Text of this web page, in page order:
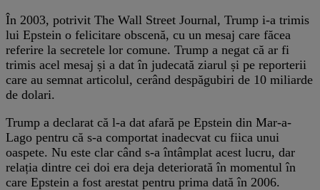
În 2003, potrivit The Wall Street Journal, Trump i-a trimis
lui Epstein o felicitare obscenă, cu un mesaj care făcea
referire la secretele lor comune. Trump a negat că ar fi
trimis acel mesaj și a dat în judecată ziarul și pe reporterii
care au semnat articolul, cerând despăgubiri de 10 miliarde
de dolari.
Trump a declarat că l-a dat afară pe Epstein din Mar-a-
Lago pentru că s-a comportat inadecvat cu fiica unui
oaspete. Nu este clar când s-a întâmplat acest lucru, dar
relația dintre cei doi era deja deteriorată în momentul în
care Epstein a fost arestat pentru prima dată în 2006.